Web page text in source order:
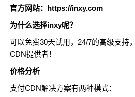
官方网站： https://inxy.com
为什么选择inxy呢？
可以免费30天试用，24/7的高级支持
CDN提供者！
价格分析
支付CDN解决方案有两种模式：